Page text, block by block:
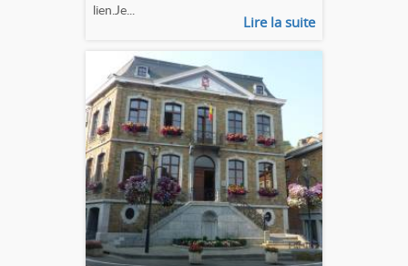
lien.Je...
Lire la suite